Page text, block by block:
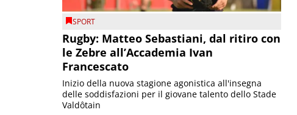
SPORT
Rugby: Matteo Sebastiani, dal ritiro con
le Zebre all’Accademia Ivan
Francescato
Inizio della nuova stagione agonistica all'insegna
delle soddisfazioni per il giovane talento dello Stade
Valdôtain